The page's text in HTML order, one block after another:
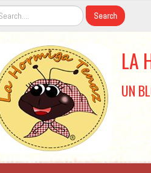
LA
UN